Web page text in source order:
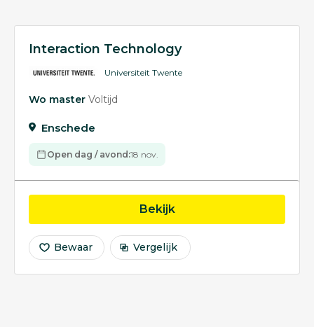
Interaction Technology
Universiteit Twente
Wo master Voltijd
Enschede
Open dag / avond:18 nov.
Bekijkopleiding Interaction
Bewaar Vergelijk